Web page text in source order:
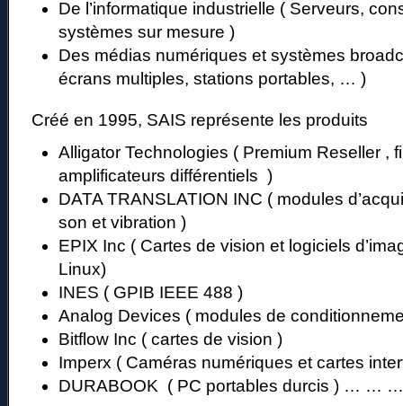
De l’informatique industrielle ( Serveurs,
systèmes sur mesure )
Des médias numériques et systèmes
écrans multiples, stations portables, … )
Créé en 1995, SAIS représente les produits
Alligator Technologies ( Premium Reseller ,
amplificateurs différentiels )
DATA TRANSLATION INC ( modules
son et vibration )
EPIX Inc ( Cartes de vision et logiciels
Linux)
INES ( GPIB IEEE 488 )
Analog Devices ( modules de
Bitflow Inc ( cartes de vision )
Imperx ( Caméras numériques et cartes
DURABOOK ( PC portables durcis ) … … …